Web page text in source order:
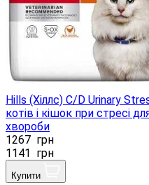
Hills (Хіллс) C/D Urinary
котів і кішок при стресі
хвороби
1267 грн
1141 грн
Купити